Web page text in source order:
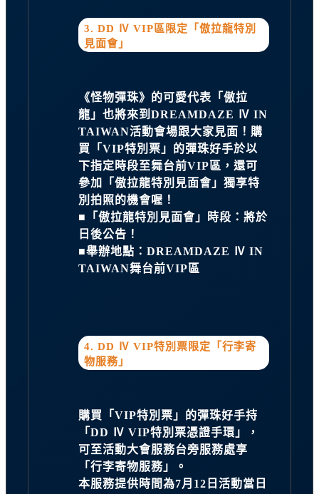
3. DD Ⅳ VIP區限定「傲拉龍特別
見面會」
《怪物彈珠》的可愛代表「傲拉
龍」也將來到DREAMDAZE Ⅳ IN
TAIWAN活動會場跟大家見面！購
買「VIP特別票」的彈珠好手於以
下指定時段至舞台前VIP區，還可
參加「傲拉龍特別見面會」獨享特
別拍照的機會喔！
■「傲拉龍特別見面會」時段：將於
日後公告！
■舉辦地點：DREAMDAZE Ⅳ IN
TAIWAN舞台前VIP區
4. DD Ⅳ VIP特別票限定「行李寄
物服務」
購買「VIP特別票」的彈珠好手持
「DD Ⅳ VIP特別票憑證手環」，
可至活動大會服務台旁服務處享
「行李寄物服務」。
本服務提供時間為7月12日活動當日